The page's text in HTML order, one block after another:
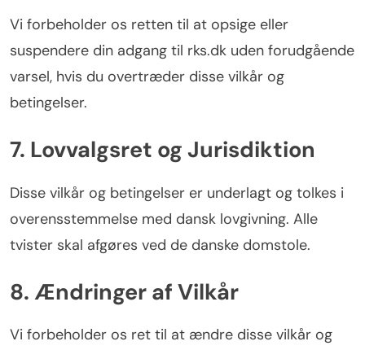
Vi forbeholder os retten til at opsige eller
suspendere din adgang til rks.dk uden forudgående
varsel, hvis du overtræder disse vilkår og
betingelser.
7. Lovvalgsret og Jurisdiktion
Disse vilkår og betingelser er underlagt og tolkes i
overensstemmelse med dansk lovgivning. Alle
tvister skal afgøres ved de danske domstole.
8. Ændringer af Vilkår
Vi forbeholder os ret til at ændre disse vilkår og